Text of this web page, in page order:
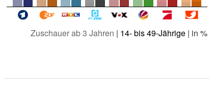
Zuschauer ab 3 Jahren | 14- bis 49-Jährige| in %